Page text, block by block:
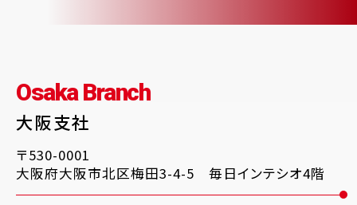
Osaka Branch
大阪支社
〒530-0001
大阪府大阪市北区梅田3-4-5 毎日インテシオ4階